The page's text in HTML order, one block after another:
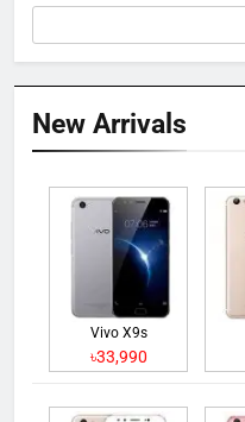
New Arrivals
Vivo X9s
৳33,990